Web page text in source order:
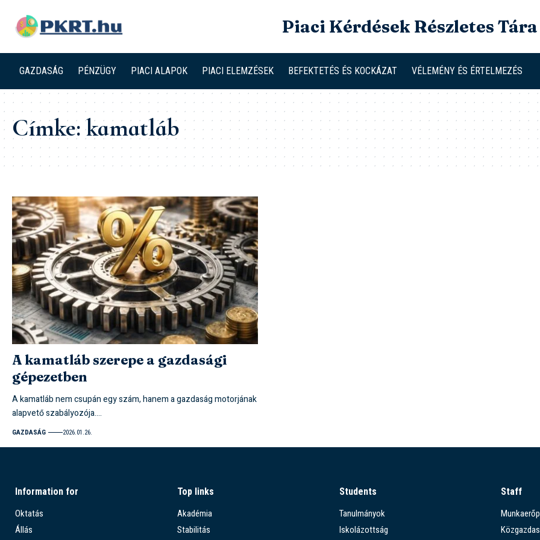
Piaci Kérdések Részletes Tára
GAZDASÁG PÉNZÜGY PIACI ALAPOK PIACI ELEMZÉSEK BEFEKTETÉS ÉS KOCKÁZAT VÉLEMÉNY ÉS ÉRTELMEZÉS
Címke:kamatláb
A kamatláb szerepe a gazdasági
gépezetben
A kamatláb nem csupán egy szám, hanem a gazdaság motorjának
alapvető szabályozója.…
GAZDASÁG 2026.01.26.
Information for
Oktatás
Állás
Top links
Akadémia
Stabilitás
Students
Tanulmányok
Iskolázottság
Staff